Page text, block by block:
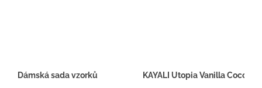
Dámská sada vzorků
KAYALI Utopia Vanilla Coco